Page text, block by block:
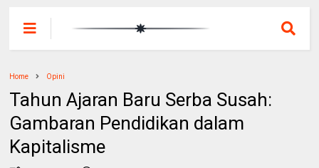
Home Opini
Tahun Ajaran Baru Serba Susah:
Gambaran Pendidikan dalam
Kapitalisme